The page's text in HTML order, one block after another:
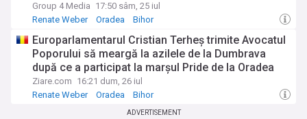
Group 4 Media 17:50 sâm, 25 iul
Renate Weber
Oradea Bihor
Europarlamentarul Cristian Terheș trimite Avocatul
Poporului să meargă la azilele de la Dumbrava
după ce a participat la marșul Pride de la Oradea
Ziare.com 16:21 dum, 26 iul
Renate Weber
Oradea Bihor
ADVERTISEMENT